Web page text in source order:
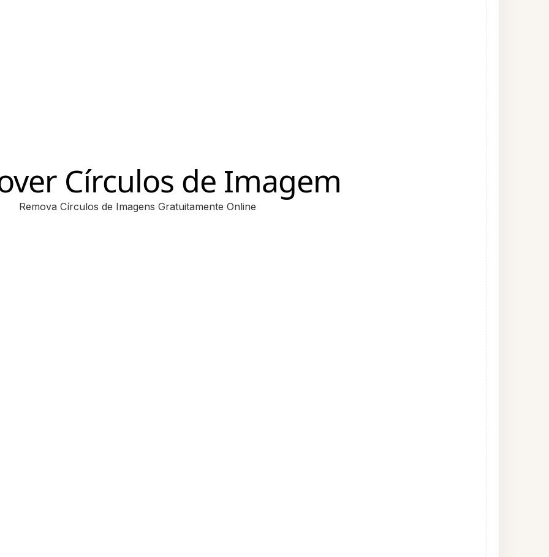
Círculos de Imagem
Remova Círculos de Imagens Gratuitamente Online